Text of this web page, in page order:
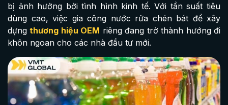
bị ảnh hưởng bởi tình hình kinh tế. Với tần suất tiêu
dùng cao, việc gia công nước rửa chén bát để xây
dựngthương hiệu OEM riêng đang trở thành hướng đi
khôn ngoan cho các nhà đầu tư mới.